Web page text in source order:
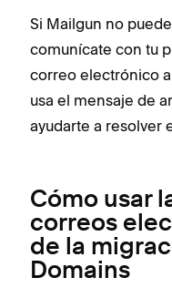
Si Mailgun no
comunícate con tu
correo electrónico
usa el mensaje de
ayudarte a resolver
Cómo usar
correos
de la
Domains